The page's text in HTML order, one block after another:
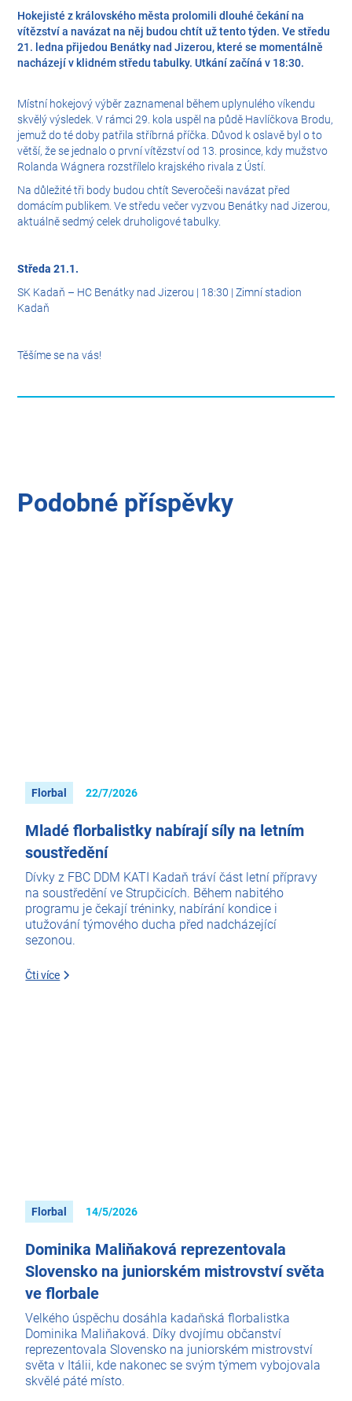
Hokejisté z královského města prolomili dlouhé čekání na
vítězství a navázat na něj budou chtít už tento týden. Ve středu
21. ledna přijedou Benátky nad Jizerou, které se momentálně
nacházejí v klidném středu tabulky. Utkání začíná v 18:30.
Místní hokejový výběr zaznamenal během uplynulého víkendu
skvělý výsledek. V rámci 29. kola uspěl na půdě Havlíčkova Brodu,
jemuž do té doby patřila stříbrná příčka. Důvod k oslavě byl o to
větší, že se jednalo o první vítězství od 13. prosince, kdy mužstvo
Rolanda Wágnera rozstřílelo krajského rivala z Ústí.
Na důležité tři body budou chtít Severočeši navázat před
domácím publikem. Ve středu večer vyzvou Benátky nad Jizerou,
aktuálně sedmý celek druholigové tabulky.
Středa 21.1.
SK Kadaň – HC Benátky nad Jizerou | 18:30 | Zimní stadion
Kadaň
Těšíme se na vás!
Podobné příspěvky
Florbal 22/7/2026
Mladé florbalistky nabírají síly na letním
soustředění
Dívky z FBC DDM KATI Kadaň tráví část letní přípravy
na soustředění ve Strupčicích. Během nabitého
programu je čekají tréninky, nabírání kondice i
utužování týmového ducha před nadcházející
sezonou.
Čti více
Florbal 14/5/2026
Dominika Maliňaková reprezentovala
Slovensko na juniorském mistrovství světa
ve florbale
Velkého úspěchu dosáhla kadaňská florbalistka
Dominika Maliňaková. Díky dvojímu občanství
reprezentovala Slovensko na juniorském mistrovství
světa v Itálii, kde nakonec se svým týmem vybojovala
skvělé páté místo.